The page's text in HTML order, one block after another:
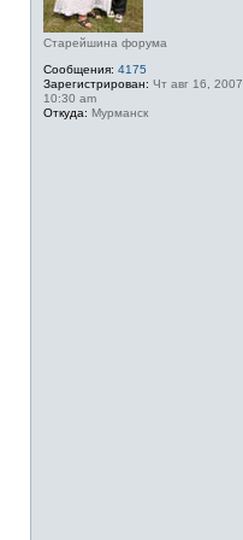
Старейшина форума
Сообщения: 4175
Зарегистрирован: Чт авг 16, 2007
10:30 am
Откуда: Мурманск